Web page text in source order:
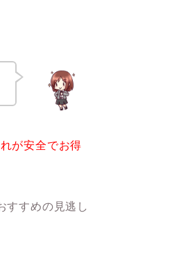
が安全でお得
すすめの見逃し